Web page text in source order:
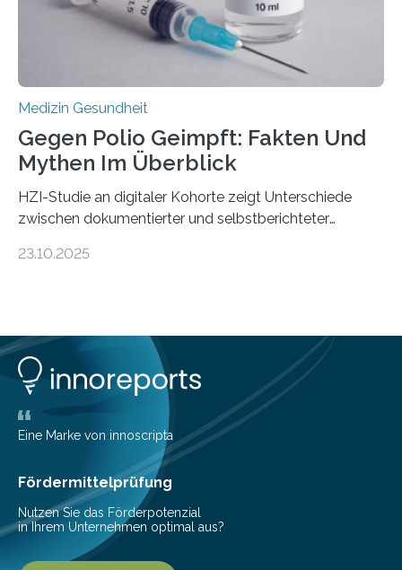
Medulloblastoms gefunden. Die Wilhelm Sander-
Stiftung unterstützte das Projekt…
Medizin Gesundheit
Gegen Polio Geimpft: Fakten Und
Mythen Im Überblick
HZI-Studie an digitaler Kohorte zeigt Unterschiede
zwischen dokumentierter und selbstberichteter
Kinderlähmung, ist eine ansteckende Krankheit, die
nur noch in zwei Ländern endemisch. Bis das Virus
weltweit ausgerottet ist, ist aber auch in Deutschland
ein Impfschutz wichtig, da das Virus jederzeit wieder
eingeschleppt werden könnte. Epidemiolog:innen des
Helmholtz-Zentrums für Infektionsforschung (HZI)
haben nun gezeigt, dass viele…
23.10.2025
Eine Marke von innoscripta
Fördermittelprüfung
Nutzen Sie das Förderpotenzial
in Ihrem Unternehmen optimal aus?